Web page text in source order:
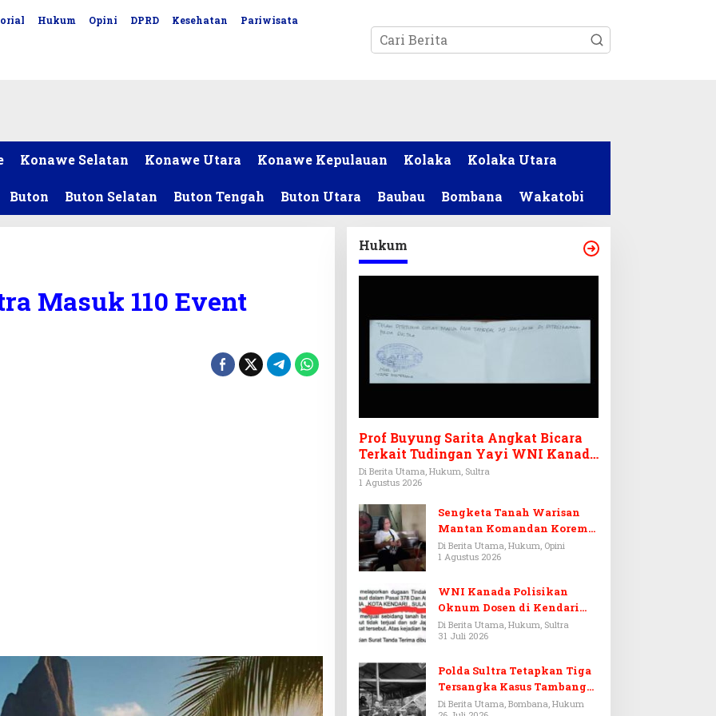
Hukum Opini DPRD Kesehatan Pariwisata
Konawe Selatan Konawe Utara Konawe Kepulauan Kolaka Kolaka Utara
Buton Buton Selatan Buton Tengah Buton Utara Baubau Bombana Wakatobi
Masuk 110 Event
Hukum
Prof Buyung Sarita Angkat Bicara
Terkait Tudingan Yayi WNI Kanada
Ditagih Utang Rp3,6 Miliar
Di Berita Utama, Hukum, Sultra
1 Agustus 2026
Sengketa Tanah Warisan
Mantan Komandan Korem
143/HO, Ketika Warisan
Menjadi Arena Pemerasan
Di Berita Utama, Hukum, Opini
1 Agustus 2026
WNI Kanada Polisikan
Oknum Dosen di Kendari
Terkait Aset Puluhan Miliar
Di Berita Utama, Hukum, Sultra
31 Juli 2026
Polda Sultra Tetapkan Tiga
Tersangka Kasus Tambang
Emas Ilegal di Bombana
Di Berita Utama, Bombana, Hukum